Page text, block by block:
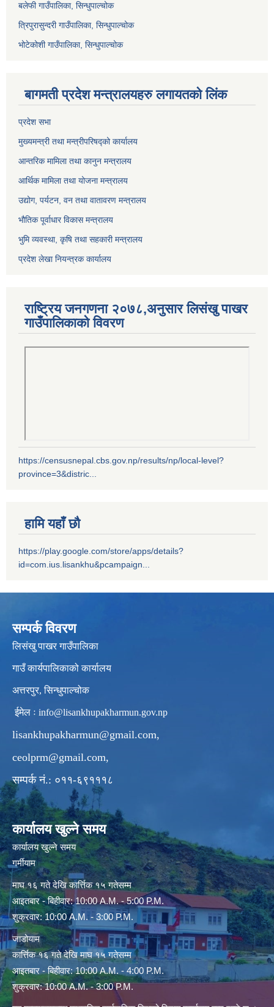
बलेफी गाउँपालिका, सिन्धुपाल्चोक
त्रिपुरासुन्दरी गाउँपालिका, सिन्धुपाल्चोक
भोटेकोशी गाउँपालिका, सिन्धुपाल्चोक
बागमती प्रदेश मन्त्रालयहरु लगायतको लिंक
प्रदेश सभा
मुख्यमन्त्री तथा मन्त्रीपरिषद्को कार्यालय
आन्तरिक मामिला तथा कानुन मन्त्रालय
आर्थिक मामिला तथा योजना मन्त्रालय
उद्योग, पर्यटन, वन तथा वातावरण मन्त्रालय
भौतिक पूर्वाधार विकास मन्त्रालय
भुमि व्यवस्था, कृषि तथा सहकारी मन्त्रालय
प्रदेश लेखा नियन्त्रक कार्यालय
राष्ट्रिय जनगणना २०७८,अनुसार लिसंखु पाखर
गाउँपालिकाको विवरण
https://censusnepal.cbs.gov.np/results/np/local-level?
province=3&distric...
हामि यहाँ छौ
https://play.google.com/store/apps/details?
id=com.ius.lisankhu&pcampaign...
सम्पर्क विवरण
लिसंखु पाखर गाउँपालिका
गाउँ कार्यपालिकाको कार्यालय
अत्तरपुर, सिन्धुपाल्चोक
ईमेल ः info@lisankhupakharmun.gov.np
lisankhupakharmun@gmail.com,
ceolprm@gmail.com,
सम्पर्क नं.: ०११-६९१११८
कार्यालय खुल्ने समय
कार्यालय खुल्ने समय
गर्मीयाम
माघ १६ गते देखि कार्त्तिक १५ गतेसम्म
आइतबार - बिहीवार: 10:00 A.M. - 5:00 P.M.
शुक्रवार: 10:00 A.M. - 3:00 P.M.
जाडोयाम
कार्त्तिक १६ गते देखि माघ १५ गतेसम्म
आइतबार - बिहीवार: 10:00 A.M. - 4:00 P.M.
शुक्रवार: 10:00 A.M. - 3:00 P.M.